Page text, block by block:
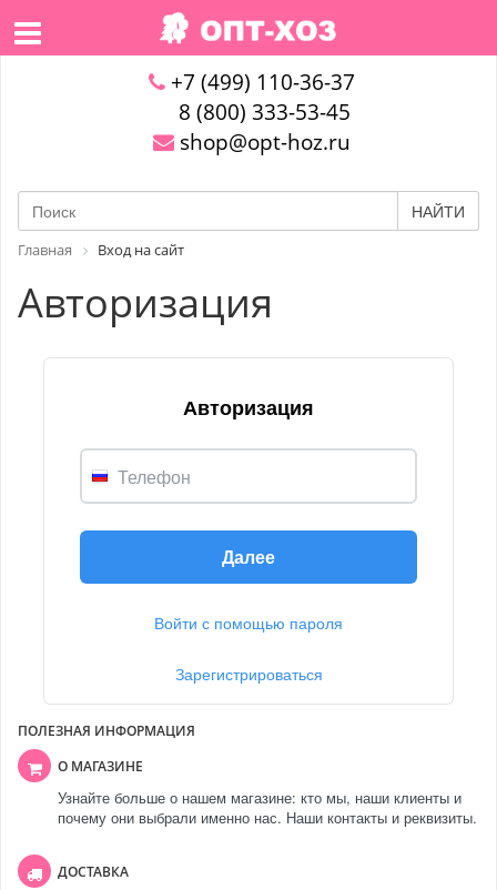
+7 (499) 110-36-37
8 (800) 333-53-45
shop@opt-hoz.ru
НАЙТИ
Главная Вход на сайт
Авторизация
Авторизация
Телефон
Далее
Войти с помощью пароля
Зарегистрироваться
ПОЛЕЗНАЯ ИНФОРМАЦИЯ
О МАГАЗИНЕ
Узнайте больше о нашем магазине: кто мы, наши клиенты и
почему они выбрали именно нас. Наши контакты и реквизиты.
ДОСТАВКА